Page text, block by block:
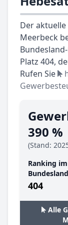
Der
Meerbeck
Platz 404,
Rufen Sie
390 %
(Stand:
Ranking im
404
Alle